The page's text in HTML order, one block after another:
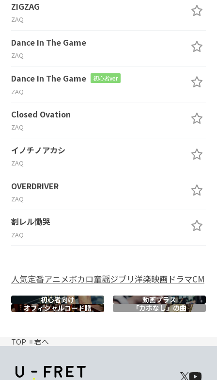
ZIGZAG
ZAQ
Dance In The Game
ZAQ
Dance In The Game 初心者ver
ZAQ
Closed Ovation
ZAQ
イノチノアカシ
ZAQ
OVERDRIVER
ZAQ
割レル慟哭
ZAQ
人気定番アニメボカロ童謡ジブリ洋楽映画ドラマCM
初心者向け
動画プラス
オフィシャルコード譜 「カポなし」の曲
TOP 君へ